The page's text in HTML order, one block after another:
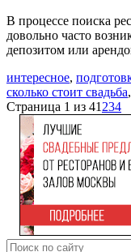
В процессе поиска
довольно часто
депозитом или
интересное,
сколько стоит свадьба,
Страница 1 из 41 234